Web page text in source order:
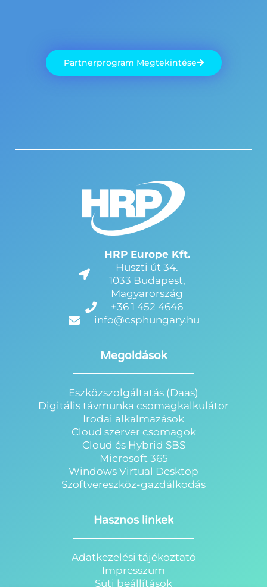
Partnerprogram Megtekintése
HRP Europe Kft.
Huszti út 34.
1033 Budapest,
Magyarország
+36 1 452 4646
info@csphungary.hu
Megoldások
Eszközszolgáltatás (Daas)
Digitális távmunka csomagkalkulátor
Irodai alkalmazások
Cloud szerver csomagok
Cloud és Hybrid SBS
Microsoft 365
Windows Virtual Desktop
Szoftvereszköz-gazdálkodás
Hasznos linkek
Adatkezelési tájékoztató
Impresszum
Süti beállítások